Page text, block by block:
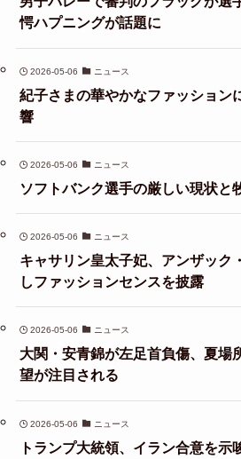
愕ハプニングが話題に
2026-05-06 ニュース
紀子さまの華やかなファッション
響
2026-05-06 ニュース
ソフトバンク選手の厳しい現状と
2026-05-06 ニュース
キャサリン皇太子妃、アンザック
しファッションセンスを披露
2026-05-06 ニュース
大関・安青錦が左足首負傷、夏場
望が注目される
2026-05-06 ニュース
トランプ大統領、イラン合意を示